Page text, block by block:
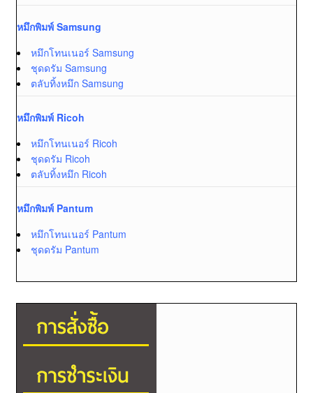
หมึกพิมพ์ Samsung
หมึกโทนเนอร์ Samsung
ชุดดรัม Samsung
ตลับทิ้งหมึก Samsung
หมึกพิมพ์ Ricoh
หมึกโทนเนอร์ Ricoh
ชุดดรัม Ricoh
ตลับทิ้งหมึก Ricoh
หมึกพิมพ์ Pantum
หมึกโทนเนอร์ Pantum
ชุดดรัม Pantum